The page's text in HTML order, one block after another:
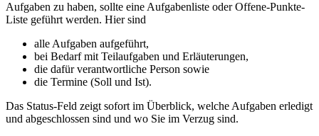
Aufgaben zu haben, sollte eine Aufgabenliste oder Offene-Punkte-
Liste geführt werden. Hier sind
alle Aufgaben aufgeführt,
bei Bedarf mit Teilaufgaben und Erläuterungen,
die dafür verantwortliche Person sowie
die Termine (Soll und Ist).
Das Status-Feld zeigt sofort im Überblick, welche Aufgaben erledigt
und abgeschlossen sind und wo Sie im Verzug sind.